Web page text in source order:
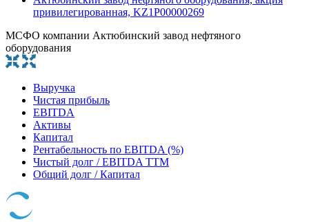
привилегированная, KZ1P00000269
МСФО компании Актюбинский завод нефтяного
оборудования
Выручка
Чистая прибыль
EBITDA
Активы
Капитал
Рентабельность по EBITDA (%)
Чистый долг / EBITDA TTM
Общий долг / Капитал